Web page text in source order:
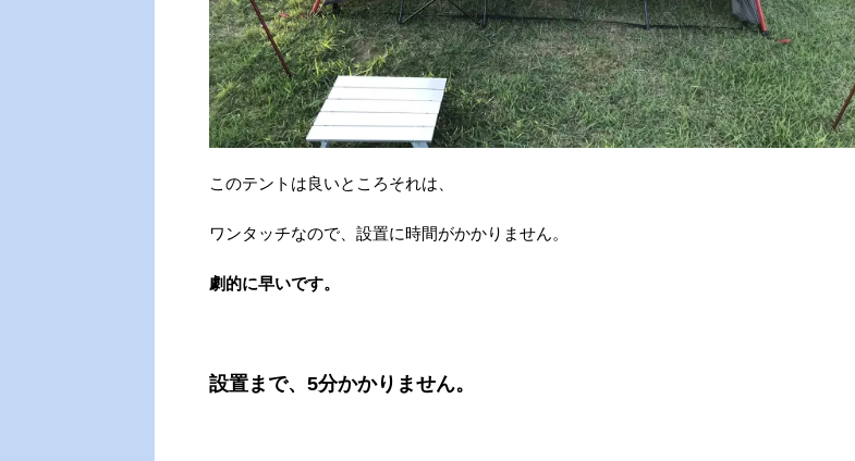
このテントは良いところそれは、
ワンタッチなので、設置に時間がかかりません。
劇的に早いです。
設置まで、5分かかりません。